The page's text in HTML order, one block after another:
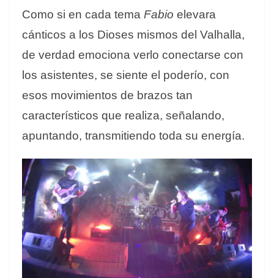
Como si en cada tema Fabio elevara
cánticos a los Dioses mismos del Valhalla,
de verdad emociona verlo conectarse con
los asistentes, se siente el poderío, con
esos movimientos de brazos tan
característicos que realiza, señalando,
apuntando, transmitiendo toda su energía.